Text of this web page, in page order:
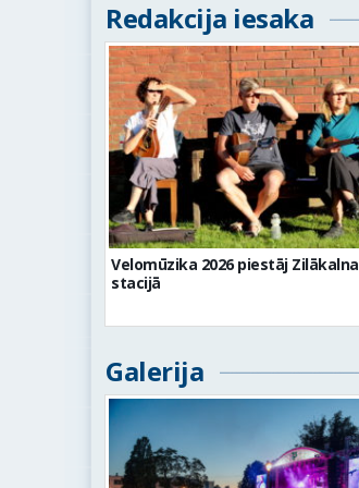
Redakcija iesaka
Velomūzika 2026 piestāj Zilākalna
stacijā
Galerija